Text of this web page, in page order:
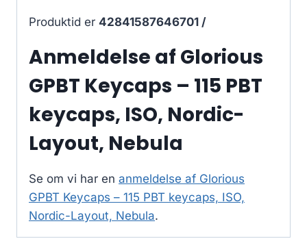
Produktid er 42841587646701 /
Anmeldelse af Glorious
GPBT Keycaps – 115 PBT
keycaps, ISO, Nordic-
Layout, Nebula
Se om vi har en anmeldelse af Glorious
GPBT Keycaps – 115 PBT keycaps, ISO,
Nordic-Layout, Nebula.